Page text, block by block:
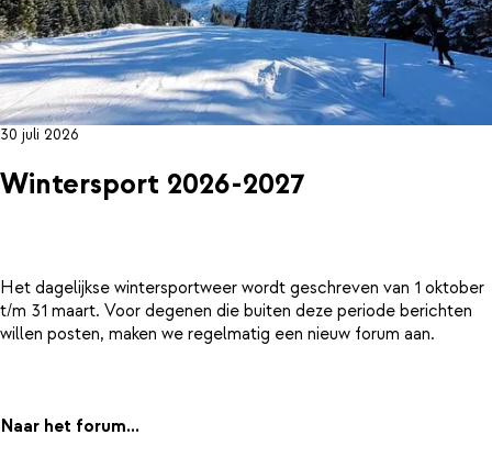
30 juli 2026
Wintersport 2026-2027
Het dagelijkse wintersportweer wordt geschreven van 1 oktober
t/m 31 maart. Voor degenen die buiten deze periode berichten
willen posten, maken we regelmatig een nieuw forum aan.
Naar het forum...